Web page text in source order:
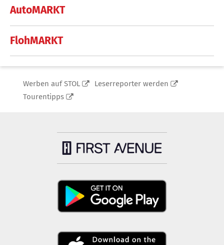
AutoMARKT
FlohMARKT
Werben auf STOL
Leserreporter werden
Tourentipps